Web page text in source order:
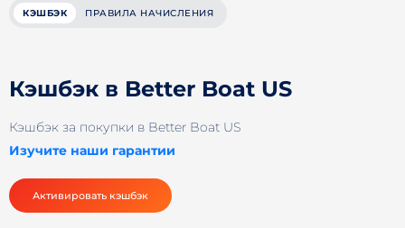
КЭШБЭК ПРАВИЛА НАЧИСЛЕНИЯ
Кэшбэк в Better Boat US
Кэшбэк за покупки в Better Boat US
Изучите наши гарантии
Активировать кэшбэк